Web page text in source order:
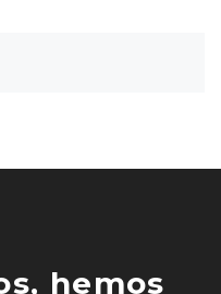
hemos